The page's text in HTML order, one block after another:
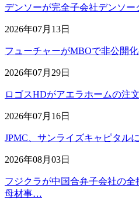
デンソーが完全子会社デンソ
2026年07月13日
フューチャーがMBOで非公開
2026年07月29日
ロゴスHDがアエラホームの注
2026年07月16日
JPMC、サンライズキャピタル
2026年08月03日
フジクラが中国合弁子会社の
母材事…